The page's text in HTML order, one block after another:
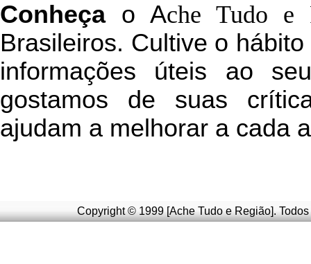
Conheçao Ache Tudo e
Brasileiros. Cultive o
informações úteis ao
gostamos de suas
ajudam a melhorar a cada
Copyright © 1999 [Ache Tudo e Região].